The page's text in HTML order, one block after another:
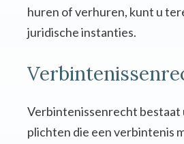
huren of verhuren, kunt u
juridische instanties.
Verbintenissenrecht bestaat
plichten die een verbintenis